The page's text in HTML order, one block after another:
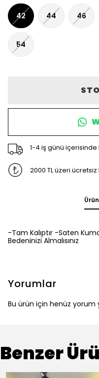
42 44 46
54
1-4 iş günü
2000 TL üzeri
-Tam Kalıptır -Saten
Bedeninizi Almalısınız
Yorumlar
Bu ürün için henüz yorum
Benzer